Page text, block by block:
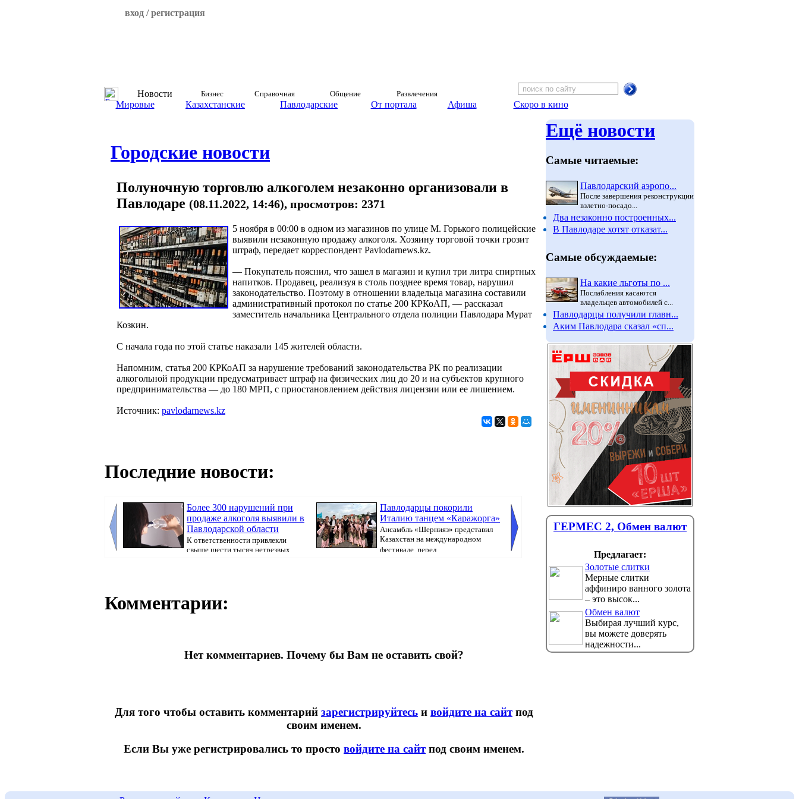
вход / регистрация
Новости Бизнес Справочная Общение Развлечения
Мировые Казахстанские Павлодарские От портала Афиша Скоро в кино
Городские новости
Полуночную торговлю алкоголем незаконно организовали в
Павлодаре (08.11.2022, 14:46), просмотров: 2371
5 ноября в 00:00 в одном из магазинов по улице М. Горького полицейские
выявили незаконную продажу алкоголя. Хозяину торговой точки грозит
штраф, передает корреспондент Pavlodarnews.kz.
— Покупатель пояснил, что зашел в магазин и купил три литра спиртных
напитков. Продавец, реализуя в столь позднее время товар, нарушил
законодательство. Поэтому в отношении владельца магазина составили
административный протокол по статье 200 КРКоАП, — рассказал
заместитель начальника Центрального отдела полиции Павлодара Мурат
Козкин.
С начала года по этой статье наказали 145 жителей области.
Напомним, статья 200 КРКоАП за нарушение требований законодательства РК по реализации
алкогольной продукции предусматривает штраф на физических лиц до 20 и на субъектов крупного
предпринимательства — до 180 МРП, с приостановлением действия лицензии или ее лишением.
Источник: pavlodarnews.kz
Последние новости:
Более 300 нарушений при
продаже алкоголя выявили в
Павлодарской области
К ответственности привлекли
свыше шести тысяч нетрезвых
Павлодарцы покорили
Италию танцем «Каражорга»
Ансамбль «Шернияз» представил
Казахстан на международном
фестивале, перед...
Выборы в Курултай: о чём
говорят кандидаты с
жителями Павлодарской
В регионе продолжается
предвыборная кампания, передаёт корреспондент
Комментарии:
Нет комментариев. Почему бы Вам не оставить свой?
Для того чтобы оставить комментарий зарегистрируйтесь и войдите на сайтпод
своим именем.
Если Вы уже регистрировались то просто войдите на сайтпод своим именем.
Ещё новости
Самые читаемые:
Павлодарский аэропо...
После завершения реконструкции
взлетно-посадо...
Два незаконно построенных...
В Павлодаре хотят отказат...
Самые обсуждаемые:
На какие льготы по ...
Послабления касаются
владельцев автомобилей с...
Павлодарцы получили главн...
Аким Павлодара сказал «сп...
ГЕРМЕС 2, Обмен валют
Предлагает:
Золотые слитки
Мерные слитки
аффиниро ванного золота
– это высок...
Обмен валют
Выбирая лучший курс,
вы можете доверять
надежности...